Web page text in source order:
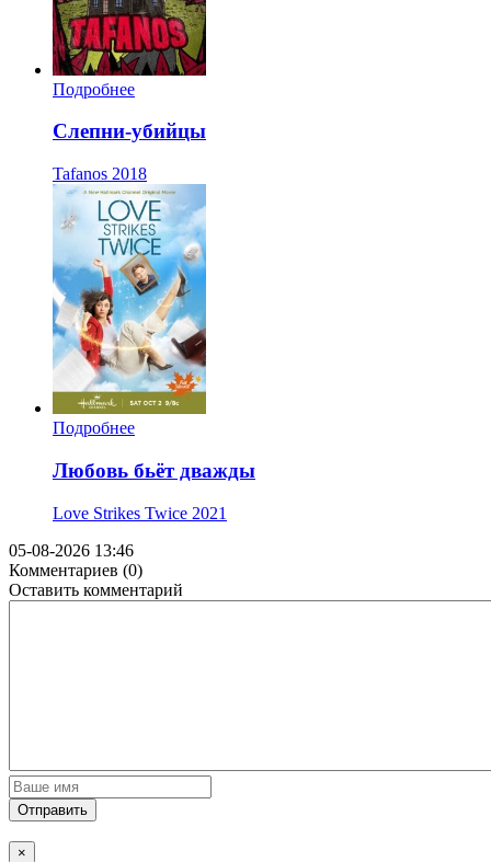
Подробнее
Слепни-убийцы
Tafanos 2018
Подробнее
Любовь бьёт дважды
Love Strikes Twice 2021
05-08-2026 13:46
Комментариев (0)
Оставить комментарий
Отправить
×